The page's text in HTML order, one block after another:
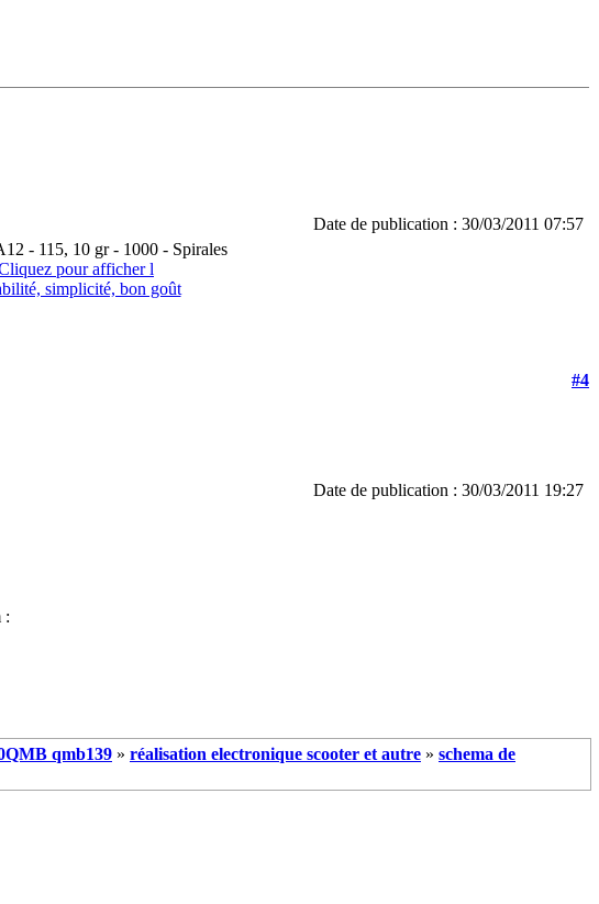
Date de publication : 30/03/2011 07:57
- 115, 10 gr - 1000 - Spirales
simplicité, bon goût
#4
Date de publication : 30/03/2011 19:27
:
qmb139 » réalisation electronique scooter et autre » schema de